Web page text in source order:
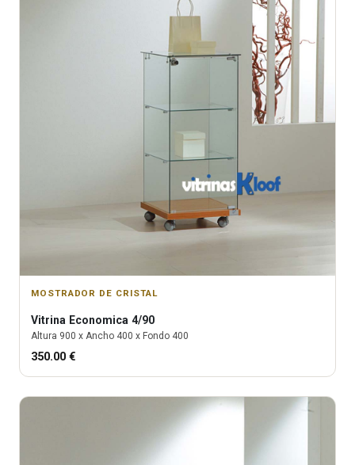
MOSTRADOR DE CRISTAL
Vitrina Economica 4/90
Altura 900 x Ancho 400 x Fondo 400
350.00 €